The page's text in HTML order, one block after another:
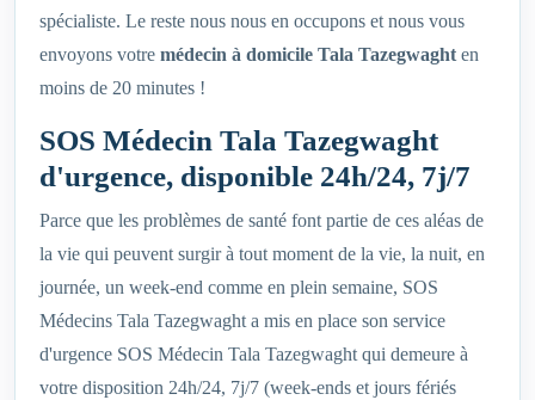
spécialiste. Le reste nous nous en occupons et nous vous
envoyons votre médecin à domicile Tala Tazegwaght‎ en
moins de 20 minutes !
SOS Médecin Tala Tazegwaght‎
d'urgence, disponible 24h/24, 7j/7
Parce que les problèmes de santé font partie de ces aléas de
la vie qui peuvent surgir à tout moment de la vie, la nuit, en
journée, un week-end comme en plein semaine, SOS
Médecins Tala Tazegwaght‎ a mis en place son service
d'urgence SOS Médecin Tala Tazegwaght‎ qui demeure à
votre disposition 24h/24, 7j/7 (week-ends et jours fériés